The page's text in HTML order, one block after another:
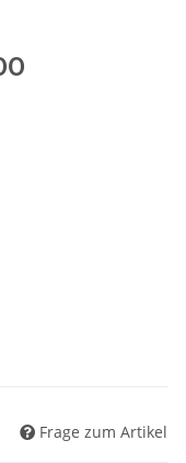
Frage zum Artikel